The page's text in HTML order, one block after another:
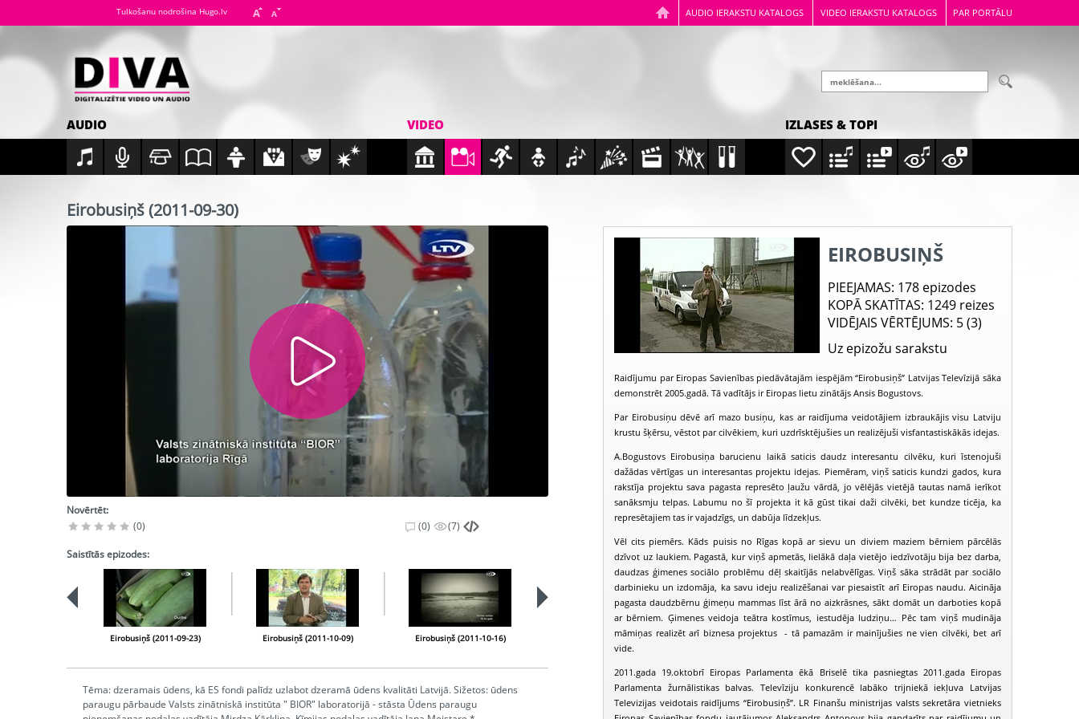
AUDIO IERAKSTU KATALOGS VIDEO IERAKSTU KATALOGS PAR PORTĀLU
Tulkošanu nodrošina Hugo.lv
AUDIO VIDEO IZLASES & TOPI
Eirobusiņš (2011-09-30)
Novērtēt:
(0)
(0) (7)
Saistītās epizodes:
Eirobusiņš (2011-09-23) Eirobusiņš (2011-10-09) Eirobusiņš (2011-10-16) Eirobusiņš (2011-10-23) Eirobusiņš (2011-10-30) Eirobusiņš (2011-11-06)
Tēma: dzeramais ūdens, kā ES fondi palīdz uzlabot dzeramā ūdens kvalitāti Latvijā. Sižetos: ūdens
paraugu pārbaude Valsts zinātniskā institūta " BIOR" laboratorijā - stāsta Ūdens paraugu
EIROBUSIŅŠ
PIEEJAMAS: 178 epizodes
KOPĀ SKATĪTAS: 1249 reizes
VIDĒJAIS VĒRTĒJUMS: 5 (3)
Uz epizožu sarakstu
Raidījumu par Eiropas Savienības piedāvātajām iespējām “Eirobusiņš” Latvijas Televīzijā sāka
demonstrēt 2005.gadā. Tā vadītājs ir Eiropas lietu zinātājs Ansis Bogustovs.
Par Eirobusiņu dēvē arī mazo busiņu, kas ar raidījuma veidotājiem izbraukājis visu Latviju
krustu šķērsu, vēstot par cilvēkiem, kuri uzdrīsktējušies un realizējuši visfantastiskākās idejas.
A.Bogustovs Eirobusiņa barucienu laikā saticis daudz interesantu cilvēku, kuri īstenojuši
dažādas vērtīgas un interesantas projektu idejas. Piemēram, viņš saticis kundzi gados, kura
rakstīja projektu sava pagasta represēto ļaužu vārdā, jo vēlējās vietējā tautas namā ierīkot
sanāksmju telpas. Labumu no šī projekta it kā gūst tikai daži cilvēki, bet kundze ticēja, ka
represētajiem tas ir vajadzīgs, un dabūja līdzekļus.
Vēl cits piemērs. Kāds puisis no Rīgas kopā ar sievu un diviem maziem bērniem pārcēlās
dzīvot uz laukiem. Pagastā, kur viņš apmetās, lielākā daļa vietējo iedzīvotāju bija bez darba,
daudzas ģimenes sociālo problēmu dēļ skaitījās nelabvēlīgas. Viņš sāka strādāt par sociālo
darbinieku un izdomāja, ka savu ideju realizēšanai var piesaistīt arī Eiropas naudu. Aicināja
pagasta daudzbērnu ģimeņu mammas līst ārā no aizkrāsnes, sākt domāt un darboties kopā
ar bērniem. Ģimenes veidoja teātra kostīmus, iestudēja ludziņu… Pēc tam viņš mudināja
māmiņas realizēt arī biznesa projektus - tā pamazām ir mainījušies ne vien cilvēki, bet arī
vide.
2011.gada 19.oktobrī Eiropas Parlamenta ēkā Briselē tika pasniegtas 2011.gada Eiropas
Parlamenta žurnālistikas balvas. Televīziju konkurencē labāko trijniekā iekļuva Latvijas
Televizijas veidotais raidījums “Eirobusiņš”. LR Finanšu ministrijas valsts sekretāra vietnieks